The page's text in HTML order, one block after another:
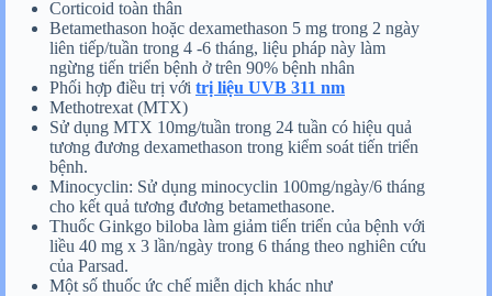
Corticoid toàn thân
Betamethason hoặc dexamethason 5 mg trong 2 ngày
liên tiếp/tuần trong 4 -6 tháng, liệu pháp này làm
ngừng tiến triển bệnh ở trên 90% bệnh nhân
Phối hợp điều trị với trị liệu UVB 311 nm
Methotrexat (MTX)
Sử dụng MTX 10mg/tuần trong 24 tuần có hiệu quả
tương đương dexamethason trong kiểm soát tiến triển
bệnh.
Minocyclin: Sử dụng minocyclin 100mg/ngày/6 tháng
cho kết quả tương đương betamethasone.
Thuốc Ginkgo biloba làm giảm tiến triển của bệnh với
liều 40 mg x 3 lần/ngày trong 6 tháng theo nghiên cứu
của Parsad.
Một số thuốc ức chế miễn dịch khác như